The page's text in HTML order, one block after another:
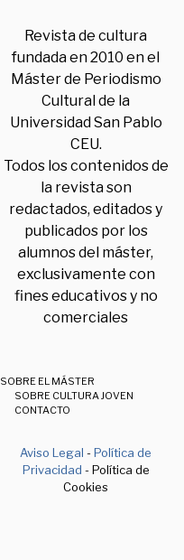
Revista de cultura
fundada en 2010 en el
Máster de Periodismo
Cultural de la
Universidad San Pablo
CEU.
Todos los contenidos de
la revista son
redactados, editados y
publicados por los
alumnos del máster,
exclusivamente con
fines educativos y no
comerciales
SOBRE EL MÁSTER
SOBRE CULTURA JOVEN
CONTACTO
Aviso Legal -Política de
Privacidad - Política de
Cookies